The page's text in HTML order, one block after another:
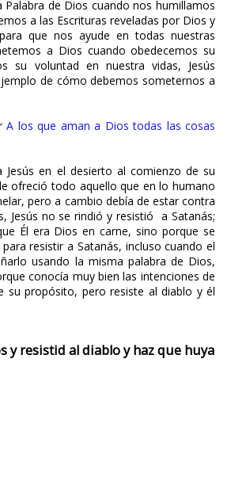
de Dios cuando nos humillamos
a las Escrituras reveladas por Dios y
que nos ayude en todas nuestras
a Dios cuando obedecemos su
su voluntad en nuestra vidas, Jesús
de cómo debemos someternos a
A los que aman a Dios todas las cosas
Jesús en el desierto al comienzo de su
ofreció todo aquello que en lo humano
pero a cambio debía de estar contra
Jesús no se rindió y resistió a Satanás;
Él era Dios en carne, sino porque se
resistir a Satanás, incluso cuando el
usando la misma palabra de Dios,
conocía muy bien las intenciones de
su propósito, pero resiste al diablo y él
y resistid al diablo y haz que huya